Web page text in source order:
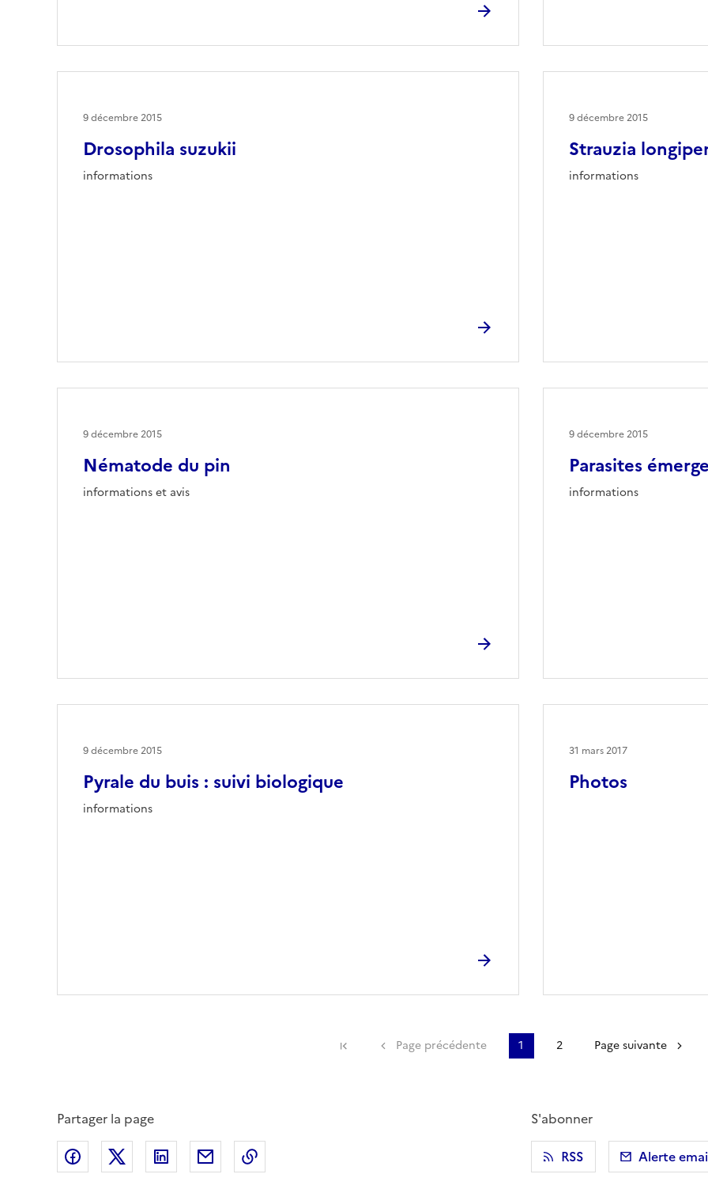
Drosophila suzukii
informations
9 décembre 2015
Strauzia
informations
9 décembre 2015
Nématode du pin
informations et avis
9 décembre 2015
Parasites
informations
9 décembre 2015
Pyrale du buis : suivi biologique
informations
9 décembre 2015
Photos
31 mars 2017
Première page
Page précédente 1 2 Page suivante
Partager la page
Partager sur Facebook
Partager sur X (anciennement Twitter)
Partager sur LinkedIn
Partager par email
S'abonner
RSS
Alerte